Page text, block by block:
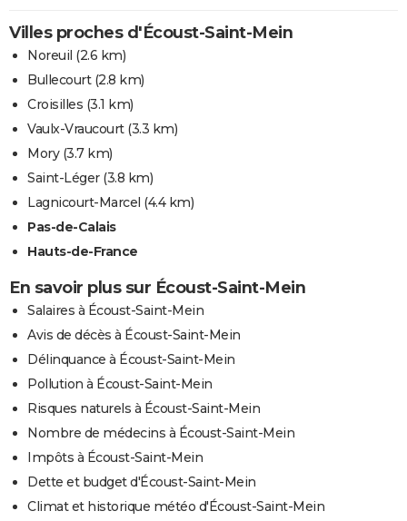
Villes proches d'Écoust-Saint-Mein
Noreuil (2.6 km)
Bullecourt(2.8 km)
Croisilles (3.1 km)
Vaulx-Vraucourt(3.3 km)
Mory(3.7 km)
Saint-Léger(3.8 km)
Lagnicourt-Marcel (4.4 km)
Pas-de-Calais
Hauts-de-France
En savoir plus sur Écoust-Saint-Mein
Salaires à Écoust-Saint-Mein
Avis de décès à Écoust-Saint-Mein
Délinquance à Écoust-Saint-Mein
Pollution à Écoust-Saint-Mein
Risques naturels à Écoust-Saint-Mein
Nombre de médecins à Écoust-Saint-Mein
Impôts à Écoust-Saint-Mein
Dette et budget d'Écoust-Saint-Mein
Climat et historique météo d'Écoust-Saint-Mein